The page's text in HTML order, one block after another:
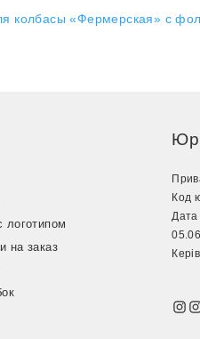
колбасы «Фермерская» с
логотипом
на заказ
Код
Дата